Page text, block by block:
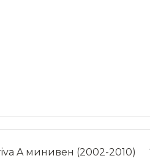
A минивен (2002-2010)